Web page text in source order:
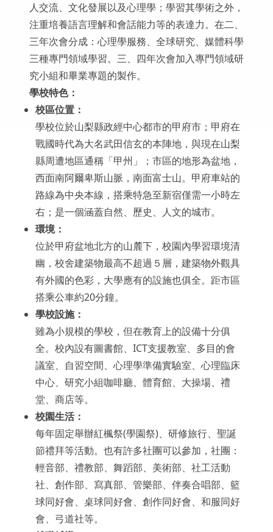
人交流、文化發展以及心理學；學習其學術之外，
注重培養語言理解和會話能力等的表達力。在二、
三年次會分成：心理學服務、全球研究、媒體科學
三種專門領域學習。三、四年次會加入專門領域研
究小組和畢業專題的製作。
學校特色：
校區位置：
學校位於山梨縣政經中心都市的甲府市；甲府在
戰國時代為大名武田信玄的本陣地，與現在山梨
縣周遭地區通稱「甲州」；市區的地形為盆地，
西面南阿爾卑斯山脈，南面富士山。甲府車站的
路線為中央本線，搭乘特急至新宿僅需一小時左
右；是一個涵蓋自然、歷史、人文的城市。
環境：
位於甲府盆地北方的山麓下，校園內學習環境清
幽，校舍建築物最高不超過５層，建築物外觀具
有外國的色彩，大學應有的設施也俱全。距市區
搭乘公車約20分鐘。
學校設施：
雖為小規模的學校，但在教育上的設備十分俱
全。校內設有圖書館、ICT支援教室、多目的會
議室、自習空間、心理學準備實驗室、心理臨床
中心、研究小組咖啡廳、體育館、大操場、禮
堂、商店等。
校園生活：
每年固定舉辦紅楓祭(學園祭)、研修旅行、聖誕
節禮拜等活動。也有許多社團可以參加，社團：
輕音部、禮教部、舞蹈部、美術部、社工活動
社、創作部、寫真部、管樂部、伴奏合唱部、籃
球同好會、桌球同好會、創作同好會、和服同好
會、弓道社等。